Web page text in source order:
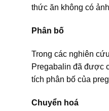
thức ăn không có
Phân bố
Trong các nghiên
Pregabalin đã được
tích phân bố của
Chuyển hoá